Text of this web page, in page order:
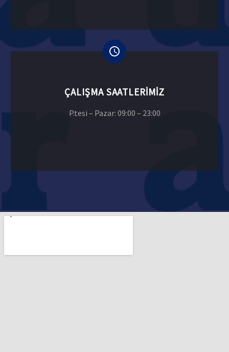
ÇALIŞMA SAATLERIMIZ
P.tesi – Pazar: 09:00 – 23:00